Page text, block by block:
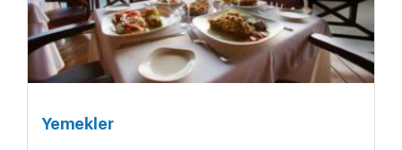
Yemekler